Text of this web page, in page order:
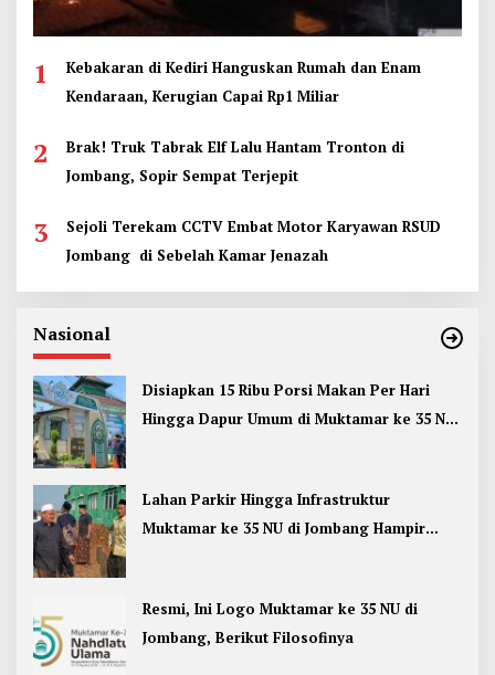
1
Kebakaran di Kediri Hanguskan Rumah dan Enam
Kendaraan, Kerugian Capai Rp1 Miliar
2
Brak! Truk Tabrak Elf Lalu Hantam Tronton di
Jombang, Sopir Sempat Terjepit
3
Sejoli Terekam CCTV Embat Motor Karyawan RSUD
Jombang di Sebelah Kamar Jenazah
Nasional
Disiapkan 15 Ribu Porsi Makan Per Hari
Hingga Dapur Umum di Muktamar ke 35 NU
Lahan Parkir Hingga Infrastruktur
Muktamar ke 35 NU di Jombang Hampir
Resmi, Ini Logo Muktamar ke 35 NU di
Jombang, Berikut Filosofinya